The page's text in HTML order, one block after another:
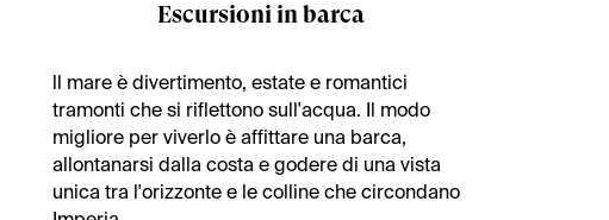
Escursioni in barca
ll mare è divertimento, estate e romantici
tramonti che si riflettono sull'acqua. Il modo
migliore per viverlo è affittare una barca,
allontanarsi dalla costa e godere di una vista
unica tra l'orizzonte e le colline che circondano